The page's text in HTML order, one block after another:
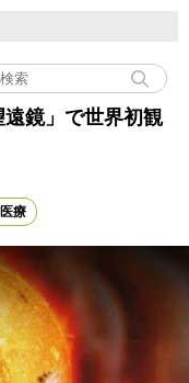
鏡」で世界初観
療